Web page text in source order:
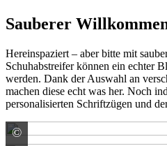
Sauberer
Hereinspaziert – aber bitte mit
Schuhabstreifer können ein echter
werden. Dank der Auswahl an
machen diese echt was her. Noch
personalisierten Schriftzügen und
© ACO GmbH